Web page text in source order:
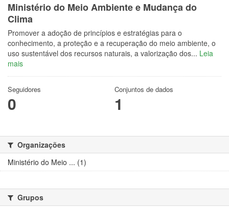
Ministério do Meio Ambiente e Mudança do
Clima
Promover a adoção de princípios e estratégias para o
conhecimento, a proteção e a recuperação do meio ambiente, o
uso sustentável dos recursos naturais, a valorização dos... Leia
mais
Seguidores
0
Conjuntos de dados
1
Organizações
Ministério do Meio ... (1)
Grupos